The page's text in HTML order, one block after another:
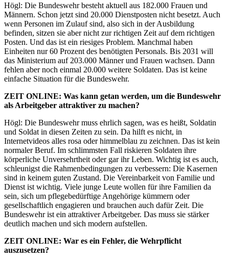
Högl: Die Bundeswehr besteht aktuell aus 182.000 Frauen und
Männern. Schon jetzt sind 20.000 Dienstposten nicht besetzt. Auch
wenn Personen im Zulauf sind, also sich in der Ausbildung
befinden, sitzen sie aber nicht zur richtigen Zeit auf dem richtigen
Posten. Und das ist ein riesiges Problem. Manchmal haben
Einheiten nur 60 Prozent des benötigten Personals. Bis 2031 will
das Ministerium auf 203.000 Männer und Frauen wachsen. Dann
fehlen aber noch einmal 20.000 weitere Soldaten. Das ist keine
einfache Situation für die Bundeswehr.
ZEIT ONLINE: Was kann getan werden, um die Bundeswehr
als Arbeitgeber attraktiver zu machen?
Högl: Die Bundeswehr muss ehrlich sagen, was es heißt, Soldatin
und Soldat in diesen Zeiten zu sein. Da hilft es nicht, in
Internetvideos alles rosa oder himmelblau zu zeichnen. Das ist kein
normaler Beruf. Im schlimmsten Fall riskieren Soldaten ihre
körperliche Unversehrtheit oder gar ihr Leben. Wichtig ist es auch,
schleunigst die Rahmenbedingungen zu verbessern: Die Kasernen
sind in keinem guten Zustand. Die Vereinbarkeit von Familie und
Dienst ist wichtig. Viele junge Leute wollen für ihre Familien da
sein, sich um pflegebedürftige Angehörige kümmern oder
gesellschaftlich engagieren und brauchen auch dafür Zeit. Die
Bundeswehr ist ein attraktiver Arbeitgeber. Das muss sie stärker
deutlich machen und sich modern aufstellen.
ZEIT ONLINE: War es ein Fehler, die Wehrpflicht
auszusetzen?